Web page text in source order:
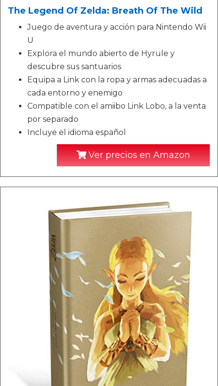
The Legend Of Zelda: Breath Of The Wild
Juego de aventura y acción para Nintendo Wii
U
Explora el mundo abierto de Hyrule y
descubre sus santuarios
Equipa a Link con la ropa y armas adecuadas a
cada entorno y enemigo
Compatible con el amiibo Link Lobo, a la venta
por separado
Incluye el idioma español
Ver precios en Amazon